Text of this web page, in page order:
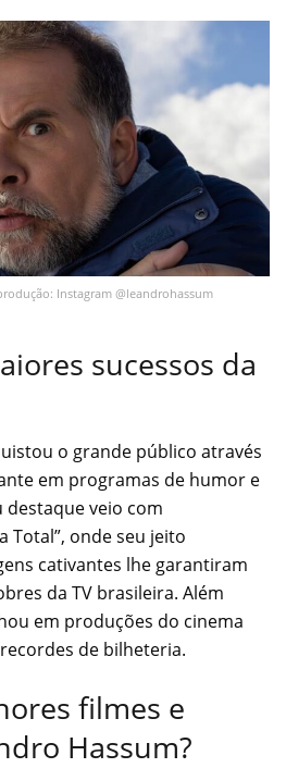
Instagram @leandrohassum
sucessos da
o grande público através
em programas de humor e
destaque veio com
Total”, onde seu jeito
cativantes lhe garantiram
da TV brasileira. Além
em produções do cinema
de bilheteria.
filmes e
Hassum?